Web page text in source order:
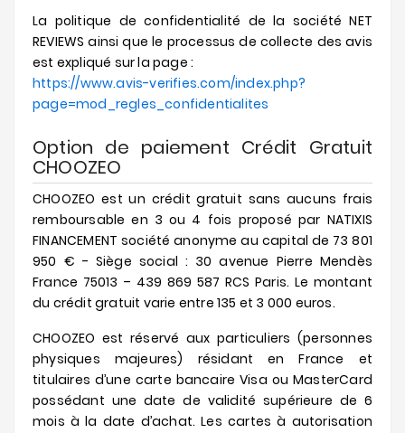
La politique de confidentialité de la société NET
REVIEWS ainsi que le processus de collecte des avis
est expliqué sur la page :
https://www.avis-verifies.com/index.php?
page=mod_regles_confidentialites
Option de paiement Crédit Gratuit
CHOOZEO
CHOOZEO est un crédit gratuit sans aucuns frais
remboursable en 3 ou 4 fois proposé par NATIXIS
FINANCEMENT société anonyme au capital de 73 801
950 € - Siège social : 30 avenue Pierre Mendès
France 75013 – 439 869 587 RCS Paris. Le montant
du crédit gratuit varie entre 135 et 3 000 euros.
CHOOZEO est réservé aux particuliers (personnes
physiques majeures) résidant en France et
titulaires d’une carte bancaire Visa ou MasterCard
possédant une date de validité supérieure de 6
mois à la date d’achat. Les cartes à autorisation